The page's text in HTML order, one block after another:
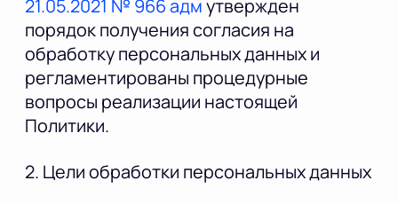
21.05.2021 № 966 адмутвержден
порядок получения согласия на
обработку персональных данных и
регламентированы процедурные
вопросы реализации настоящей
Политики.
2. Цели обработки персональных данных